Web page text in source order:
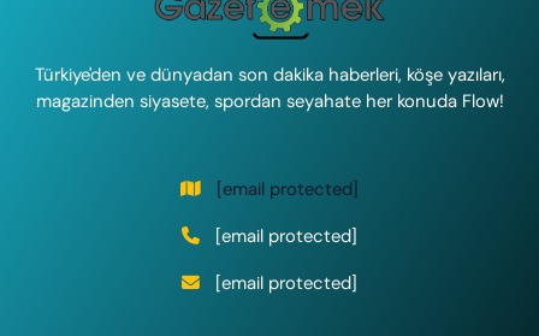
Türkiye'den ve dünyadan son dakika haberleri, köşe yazıları,
magazinden siyasete, spordan seyahate her konuda Flow!
[email protected]
[email protected]
[email protected]